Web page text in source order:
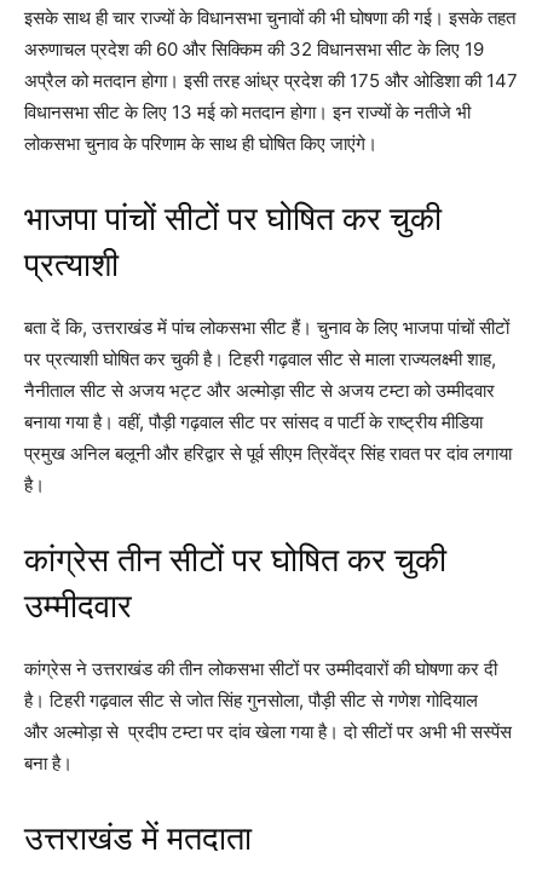
इसके साथ ही चार राज्यों के विधानसभा चुनावों की भी घोषणा की गई। इसके तहत
अरुणाचल प्रदेश की 60 और सिक्किम की 32 विधानसभा सीट के लिए 19
अप्रैल को मतदान होगा। इसी तरह आंध्र प्रदेश की 175 और ओडिशा की 147
विधानसभा सीट के लिए 13 मई को मतदान होगा। इन राज्यों के नतीजे भी
लोकसभा चुनाव के परिणाम के साथ ही घोषित किए जाएंगे।
भाजपा पांचों सीटों पर घोषित कर चुकी
प्रत्याशी
बता दें कि, उत्तराखंड में पांच लोकसभा सीट हैं। चुनाव के लिए भाजपा पांचों सीटों
पर प्रत्याशी घोषित कर चुकी है। टिहरी गढ़वाल सीट से माला राज्यलक्ष्मी शाह,
नैनीताल सीट से अजय भट्ट और अल्मोड़ा सीट से अजय टम्टा को उम्मीदवार
बनाया गया है। वहीं, पौड़ी गढ़वाल सीट पर सांसद व पार्टी के राष्ट्रीय मीडिया
प्रमुख अनिल बलूनी और हरिद्वार से पूर्व सीएम त्रिवेंद्र सिंह रावत पर दांव लगाया
है।
कांग्रेस तीन सीटों पर घोषित कर चुकी
उम्मीदवार
कांग्रेस ने उत्तराखंड की तीन लोकसभा सीटों पर उम्मीदवारों की घोषणा कर दी
है। टिहरी गढ़वाल सीट से जोत सिंह गुनसोला, पौड़ी सीट से गणेश गोदियाल
और अल्मोड़ा से प्रदीप टम्टा पर दांव खेला गया है। दो सीटों पर अभी भी सस्पेंस
बना है।
उत्तराखंड में मतदाता